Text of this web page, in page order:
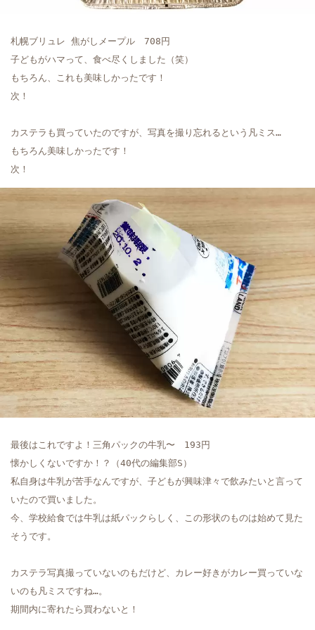
札幌ブリュレ 焦がしメープル　708円
子どもがハマって、食べ尽くしました（笑）
もちろん、これも美味しかったです！
次！
カステラも買っていたのですが、写真を撮り忘れるという凡ミス…
もちろん美味しかったです！
次！
最後はこれですよ！三角パックの牛乳〜　193円
懐かしくないですか！？（40代の編集部S）
私自身は牛乳が苦手なんですが、子どもが興味津々で飲みたいと言って
いたので買いました。
今、学校給食では牛乳は紙パックらしく、この形状のものは始めて見た
そうです。
カステラ写真撮っていないのもだけど、カレー好きがカレー買っていな
いのも凡ミスですね…。
期間内に寄れたら買わないと！